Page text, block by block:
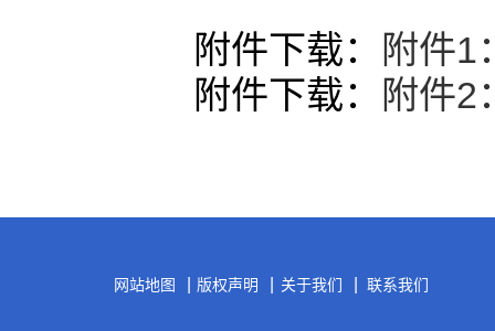
附件下载：
附件1
附件下载：
附件2
网站地图 版权声明 关于我们 联系我们